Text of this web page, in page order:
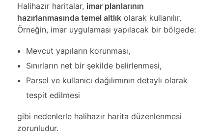
Halihazır haritalar, imar planlarının
hazırlanmasında temel altlık olarak kullanılır.
Örneğin, imar uygulaması yapılacak bir bölgede:
Mevcut yapıların korunması,
Sınırların net bir şekilde belirlenmesi,
Parsel ve kullanıcı dağılımının detaylı olarak
tespit edilmesi
gibi nedenlerle halihazır harita düzenlenmesi
zorunludur.